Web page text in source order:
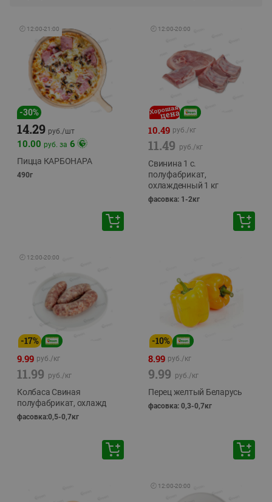
🕘 12:00-21:00
-30%
14.29 руб./шт
10.00 руб. за 6
Пицца КАРБОНАРА
490г
🕘 12:00-20:00
10.49 руб./кг
11.49 руб./кг
Свинина 1 с.
полуфабрикат,
охлажденный 1 кг
фасовка: 1-2кг
🕘 12:00-20:00
-17%
9.99 руб./кг
11.99 руб./кг
Колбаса Свиная
полуфабрикат, охлажд
фасовка:0,5-0,7кг
-10%
8.99 руб./кг
9.99 руб./кг
Перец желтый Беларусь
фасовка: 0,3-0,7кг
🕘 12:00-20:00